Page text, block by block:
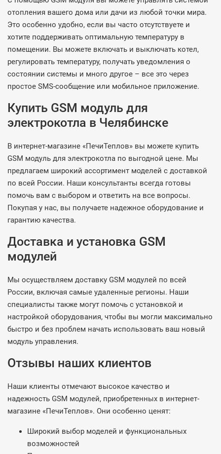
отопления вашего дома или дачи из любой точки мира.
Это особенно удобно, если вы часто отсутствуете и
хотите поддерживать оптимальную температуру в
помещении. Вы можете включать и выключать котел,
регулировать температуру, получать уведомления о
состоянии системы и много другое – все это через
простое SMS-сообщение или мобильное приложение.
Купить GSM модуль для
электрокотла в Челябинске
В интернет-магазине «ПечиТеплов» вы можете купить
GSM модуль для электрокотла по выгодной цене. Мы
предлагаем широкий ассортимент моделей с доставкой
по всей России. Наши консультанты всегда готовы
помочь вам с выбором и ответить на все вопросы.
Покупая у нас, вы получаете надежное оборудование и
гарантию качества.
Доставка и установка GSM
модулей
Мы осуществляем доставку GSM модулей по всей
России, включая самые удаленные регионы. Наши
специалисты также могут помочь с установкой и
настройкой оборудования, чтобы вы могли максимально
быстро и без проблем начать использовать ваш новый
модуль управления.
Отзывы наших клиентов
Наши клиенты отмечают высокое качество и
надежность GSM модулей, приобретенных в интернет-
магазине «ПечиТеплов». Они особенно ценят:
Широкий выбор моделей и функциональных
возможностей